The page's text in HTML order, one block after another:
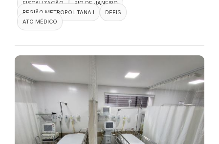
FISCALIZAÇÃO
RIO DE JANEIRO
REGIÃO METROPOLITANA I
DEFIS
ATO MÉDICO